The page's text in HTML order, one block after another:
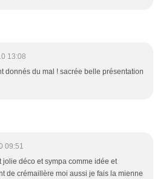
13:08
donnés du mal ! sacrée belle présentation
09:51
jolie déco et sympa comme idée et
de crémaillère moi aussi je fais la mienne